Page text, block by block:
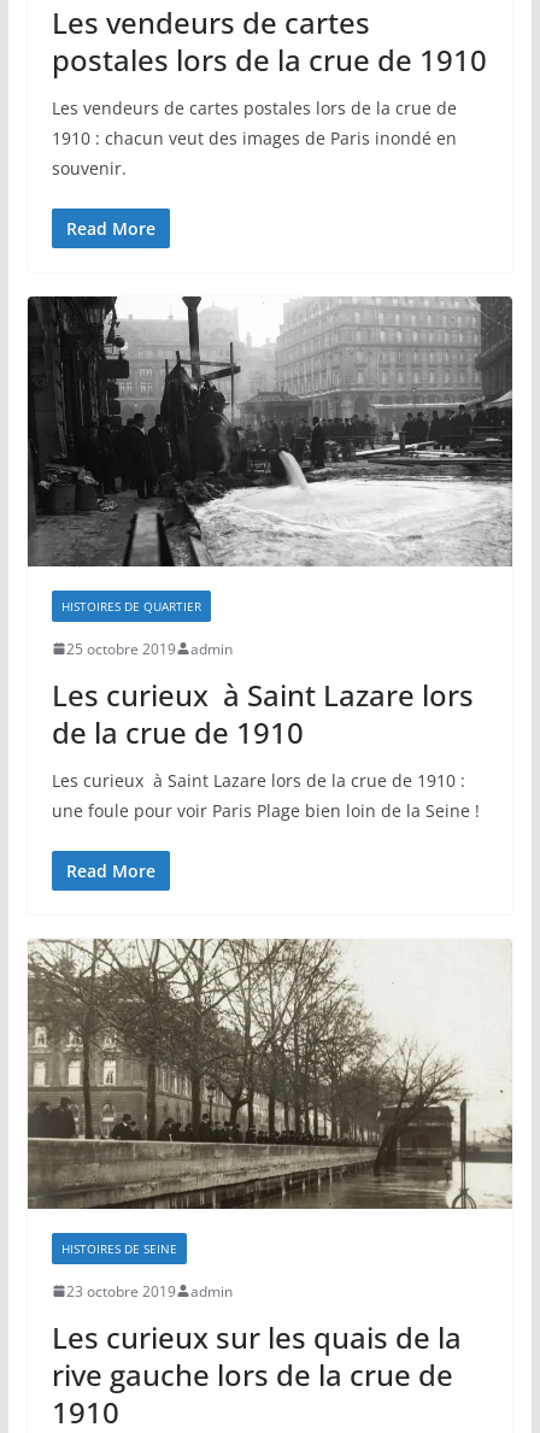
Les vendeurs de cartes
postales lors de la crue de 1910
Les vendeurs de cartes postales lors de la crue de
1910 : chacun veut des images de Paris inondé en
souvenir.
Read More
HISTOIRES DE QUARTIER
25 octobre 2019 admin
Les curieux à Saint Lazare lors
de la crue de 1910
Les curieux à Saint Lazare lors de la crue de 1910 :
une foule pour voir Paris Plage bien loin de la Seine !
Read More
HISTOIRES DE SEINE
23 octobre 2019 admin
Les curieux sur les quais de la
rive gauche lors de la crue de
1910